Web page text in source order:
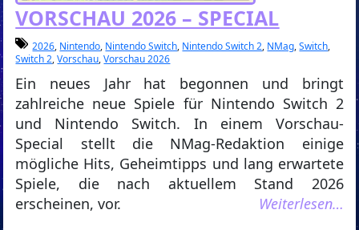
VORSCHAU 2026 – SPECIAL
2026, Nintendo, Nintendo Switch, Nintendo Switch 2, NMag,Switch,
Switch 2,Vorschau,Vorschau 2026
Ein neues Jahr hat begonnen und bringt
zahlreiche neue Spiele für Nintendo Switch 2
und Nintendo Switch. In einem Vorschau-
Special stellt die NMag-Redaktion einige
mögliche Hits, Geheimtipps und lang erwartete
Spiele, die nach aktuellem Stand 2026
erscheinen, vor.
Weiterlesen…